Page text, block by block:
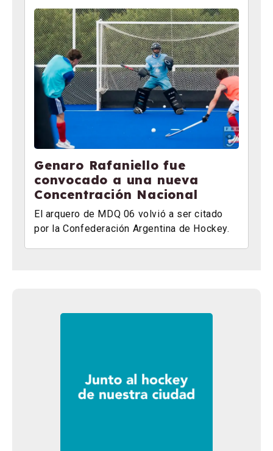
Genaro Rafaniello fue
convocado a una nueva
Concentración Nacional
El arquero de MDQ 06 volvió a ser citado
por la Confederación Argentina de Hockey.